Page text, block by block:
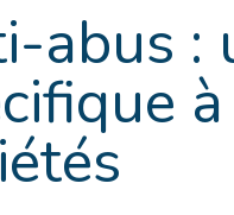
abus :